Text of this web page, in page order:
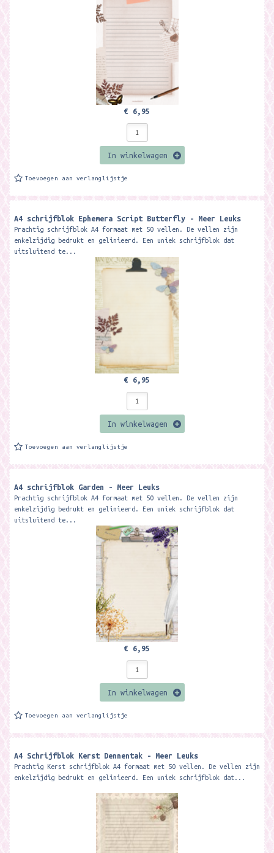
€ 6,95
In winkelwagen
Toevoegen aan verlanglijstje
A4 schrijfblok Ephemera Script Butterfly - Meer Leuks
Prachtig schrijfblok A4 formaat met 50 vellen. De vellen zijn
enkelzijdig bedrukt en gelinieerd. Een uniek schrijfblok dat
uitsluitend te...
€ 6,95
In winkelwagen
Toevoegen aan verlanglijstje
A4 schrijfblok Garden - Meer Leuks
Prachtig schrijfblok A4 formaat met 50 vellen. De vellen zijn
enkelzijdig bedrukt en gelinieerd. Een uniek schrijfblok dat
uitsluitend te...
€ 6,95
In winkelwagen
Toevoegen aan verlanglijstje
A4 Schrijfblok Kerst Dennentak - Meer Leuks
Prachtig Kerst schrijfblok A4 formaat met 50 vellen. De vellen zijn
enkelzijdig bedrukt en gelinieerd. Een uniek schrijfblok dat...